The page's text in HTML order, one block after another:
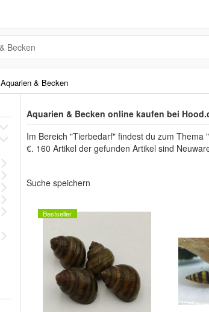
Aquarien & Becken
Aquarien & Becken online kaufen bei
Im Bereich "Tierbedarf" findest du zum
€. 160 Artikel der gefunden Artikel sind
Suche speichern
Bestseller